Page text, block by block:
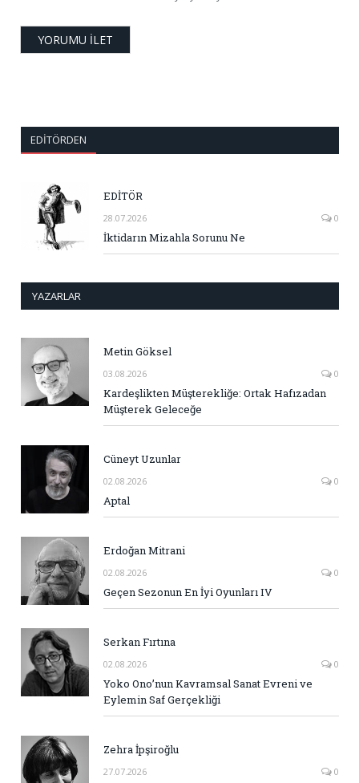
EDITÖRDEN
EDİTÖR
28.07.2026 0
İktidarın Mizahla Sorunu Ne
YAZARLAR
Metin Göksel
03.08.2026 0
Kardeşlikten Müşterekliğe: Ortak Hafızadan
Müşterek Geleceğe
Cüneyt Uzunlar
02.08.2026 0
Aptal
Erdoğan Mitrani
02.08.2026 0
Geçen Sezonun En İyi Oyunları IV
Serkan Fırtına
02.08.2026 0
Yoko Ono’nun Kavramsal Sanat Evreni ve
Eylemin Saf Gerçekliği
Zehra İpşiroğlu
27.07.2026 0